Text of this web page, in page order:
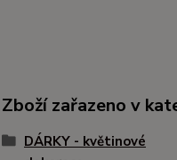
Zboží zařazeno v
DÁRKY - květinové